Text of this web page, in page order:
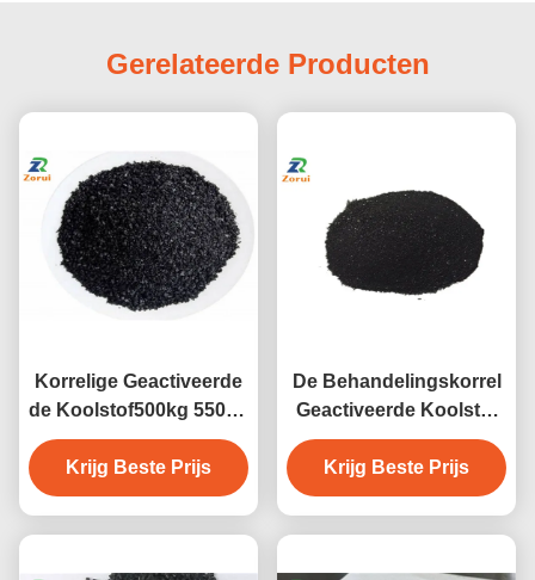
Gerelateerde Producten
Korrelige Geactiveerde
de Koolstof500kg 550kg
Jumbozak CAS 645365-
11-3 van de
kokosnotensteenkool
Krijg Beste Prijs
De Behandelingskorrel
Geactiveerde Koolstof
CAS 645365-11-3 van
het elektrische
centralewater
Krijg Beste Prijs